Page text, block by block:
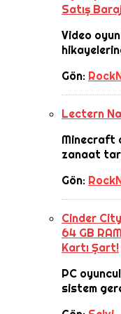
Satış
Video
Gön:
Lectern
Minecraft
zanaat
Gön:
Cinder
64 GB
Kartı Şart!
PC
sistem